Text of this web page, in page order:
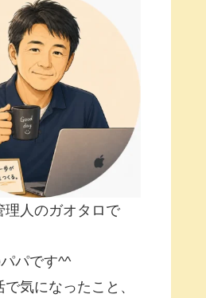
理人のガオタロで
パです^^
気になったこと、